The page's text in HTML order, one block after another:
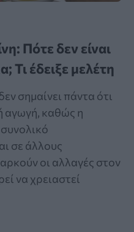
Πότε δεν είναι
Τι έδειξε μελέτη
σημαίνει πάντα ότι
αγωγή, καθώς η
σε άλλους
οι αλλαγές στον
να χρειαστεί